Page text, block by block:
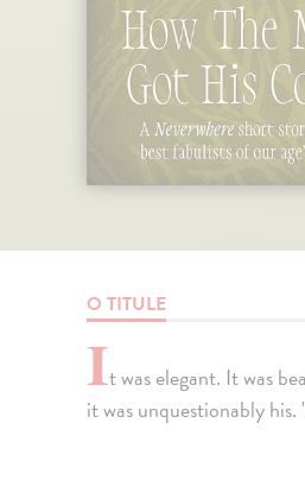
O TITULE
It was elegant. It was
it was unquestionably